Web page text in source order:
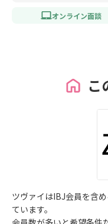
オンライン面談
こ
ツヴァイはIBJ会員を含
ています。